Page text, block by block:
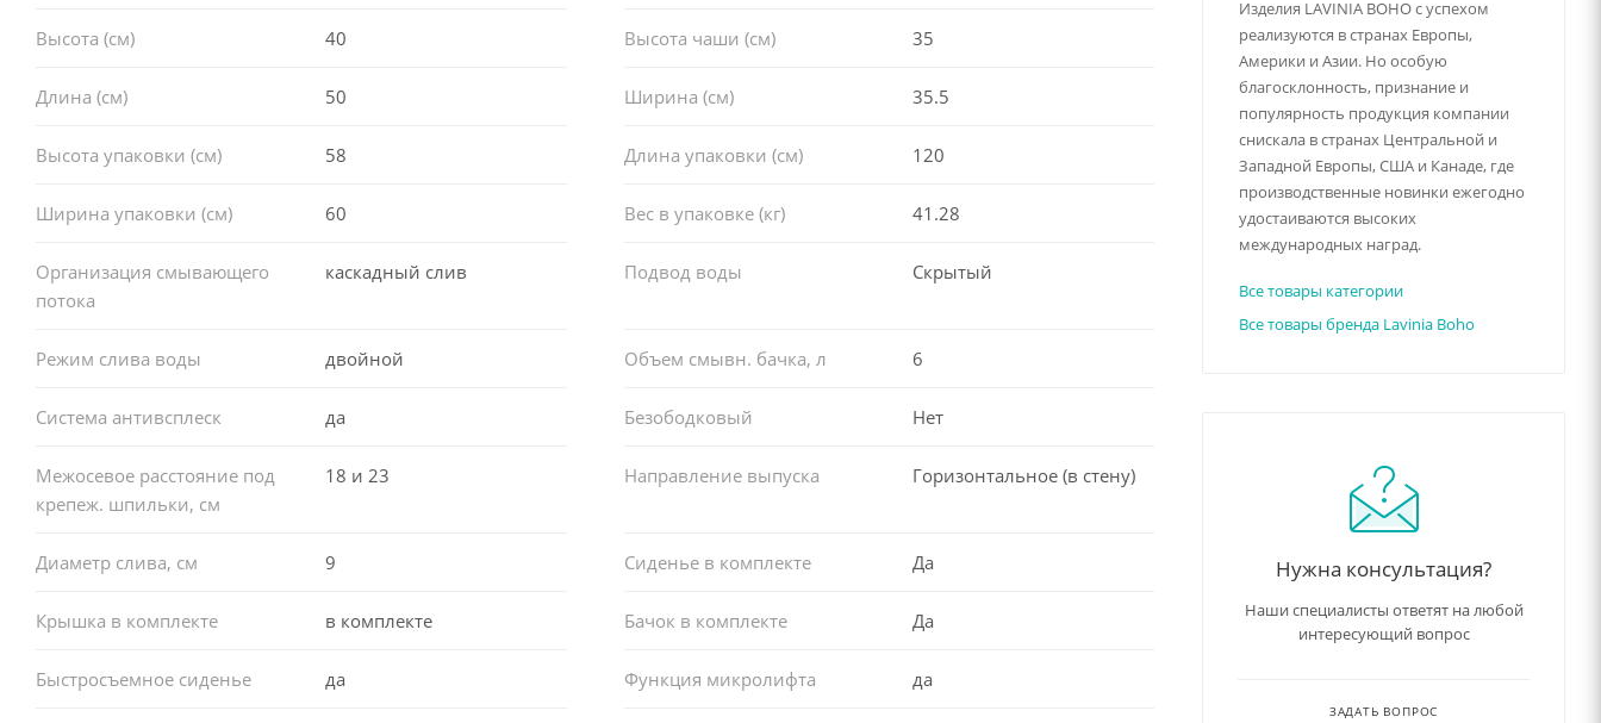
Высота (см) 40 Высота чаши (см) 35
Длина (см) 50 Ширина (см) 35.5
Высота упаковки (см) 58 Длина упаковки (см) 120
Ширина упаковки (см) 60 Вес в упаковке (кг) 41.28
Организация смывающего
потока
каскадный слив Подвод воды Скрытый
Режим слива воды двойной Объем смывн. бачка, л 6
Система антивсплеск да Безободковый Нет
Межосевое расстояние под
крепеж. шпильки, см
18 и 23 Направление выпуска Горизонтальное (в стену)
Диаметр слива, см 9 Сиденье в комплекте Да
Крышка в комплекте в комплекте Бачок в комплекте Да
Быстросъемное сиденье да Функция микролифта да
Изделия LAVINIA BOHO с успехом
реализуются в странах Европы,
Америки и Азии. Но особую
благосклонность, признание и
популярность продукция компании
снискала в странах Центральной и
Западной Европы, США и Канаде, где
производственные новинки ежегодно
удостаиваются высоких
международных наград.
Все товары категории
Все товары бренда Lavinia Boho
Нужна консультация?
Наши специалисты ответят на любой
интересующий вопрос
ЗАДАТЬ ВОПРОС